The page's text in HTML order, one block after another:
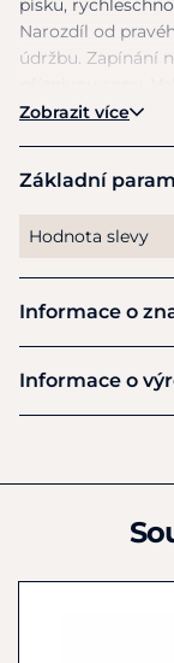
písku,
Narozdíl od
údržbu. Zapínání
Zobrazit více
Základní
Hodnota slevy
Informace o
Veredus
Informace o
Via delle